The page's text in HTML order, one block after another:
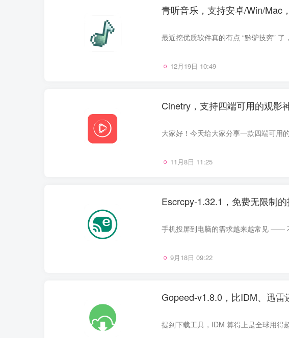
青听音乐，支持安卓/Win/Mac
12月19日 10:49
Cinetry，支持四端可用的观影
11月8日 11:25
Escrcpy-1.32.1，免费无限制
9月18日 09:22
Gopeed-v1.8.0，比IDM、迅